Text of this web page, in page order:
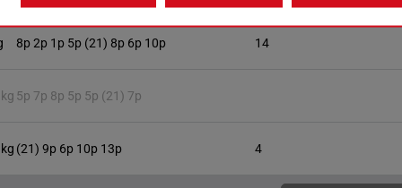
8p 2p 1p 5p (21) 8p 6p 10p 14
5p 7p 8p 5p 5p (21) 7p
(21) 9p 6p 10p 13p 4